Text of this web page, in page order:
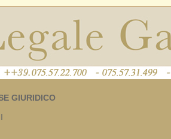
GIURIDICO